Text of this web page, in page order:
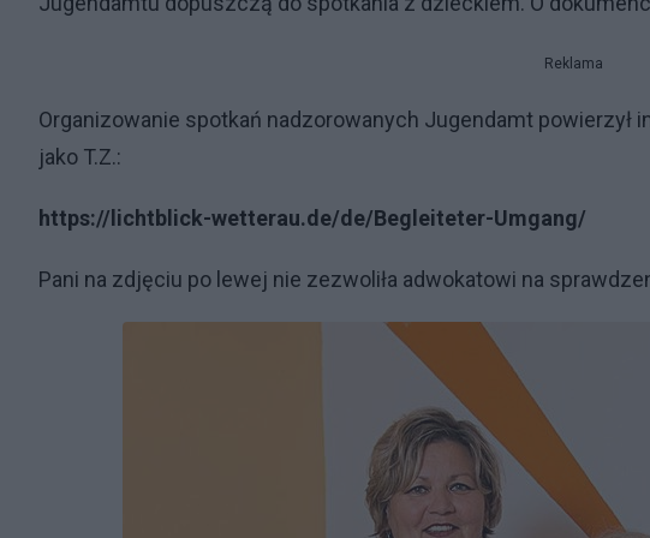
Reklama
Organizowanie spotkań nadzorowanych Jugendamt powierzył
jako T.Z.:
https://lichtblick-wetterau.de/de/Begleiteter-Umgang/
Pani na zdjęciu po lewej nie zezwoliła adwokatowi na